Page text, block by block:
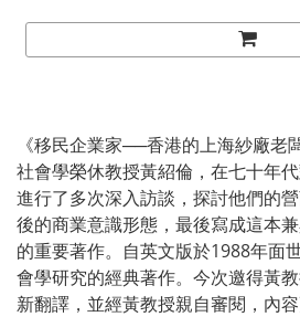
《移民企業家──香港的上海紗廠老
社會學榮休教授黃紹倫，在七十年
進行了多次深入訪談，探討他們的
後的商業意識形態，最後寫成這本
的重要著作。自英文版於1988年面
會學研究的經典著作。今次邀得黃
新翻譯，並經黃教授親自審閱，內容